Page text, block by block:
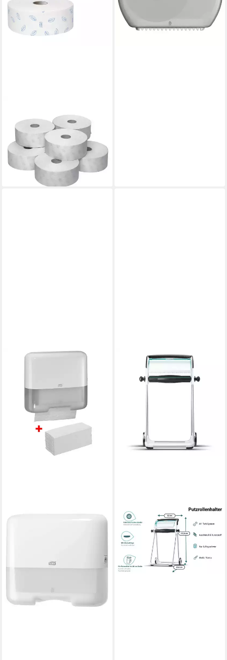
Toilettenpapier 6 Rollen
Toilettenpapier Premium
Jumborollen 2-lagig - weiß, 2-
lagig
74,61 €
lieferbar - in 5-6 Werktagen bei dir
59,74 €
lieferbar - in 5-6 Werktagen bei dir